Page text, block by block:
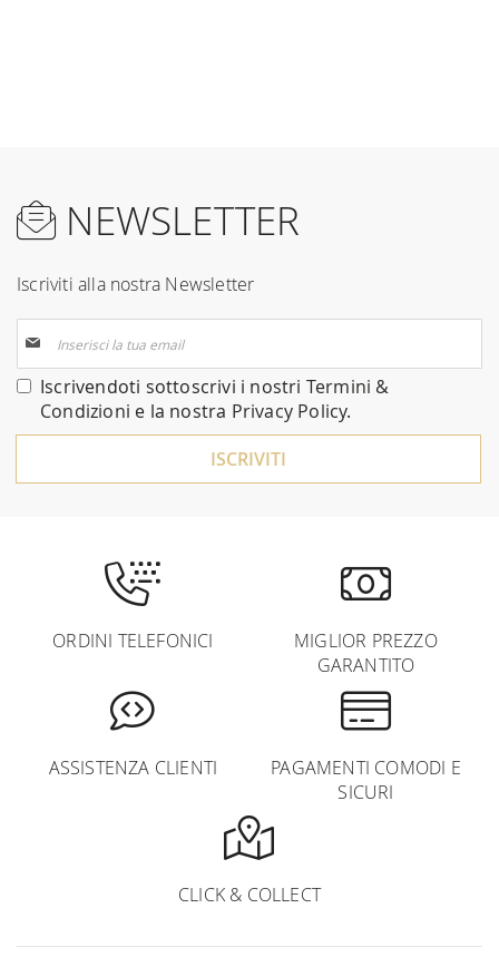
NEWSLETTER
Iscriviti alla nostra Newsletter
alla
nostra
Newsletter:
Iscrivendoti sottoscrivi i nostri Termini &
Condizioni e la nostra Privacy Policy.
ISCRIVITI
ORDINI TELEFONICI
MIGLIOR PREZZO
GARANTITO
ASSISTENZA CLIENTI
PAGAMENTI COMODI E
SICURI
CLICK & COLLECT